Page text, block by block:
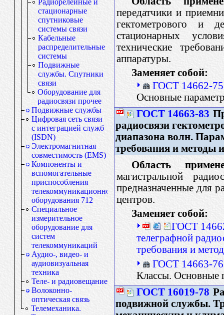
Радиорелейные и
стационарные
спутниковые
системы связи
Кабельные
распределительные
системы
Подвижные
службы. Спутники
связи
Оборудование для
радиосвязи прочее
Подвижные службы
Цифровая сеть связи
с интеграцией служб
(ISDN)
Электромагнитная
совместимость (EMS)
Компоненты и
вспомогательные
приспособления
телекоммуникационного
оборудования 712
Специальное
измерительное
оборудование для
систем
телекоммуникаций
Аудио-, видео- и
аудиовизуальная
техника
Теле- и радиовещание
Волоконно-
оптическая связь
Телемеханика.
передатчики и
гектометрового и
стационарных
технические
аппаратуры.
Заменяет собой:
ГОСТ 14662-75
Основные
ГОСТ 14663-83
радиосвязи
диапазона волн.
требования и методы
Область
магистральной
предназначенные для
центров.
Заменяет собой:
ГОСТ
телеграфной
требования и
ГОСТ 14663-76
Классы. Основные
ГОСТ 16019-78
подвижной службы.